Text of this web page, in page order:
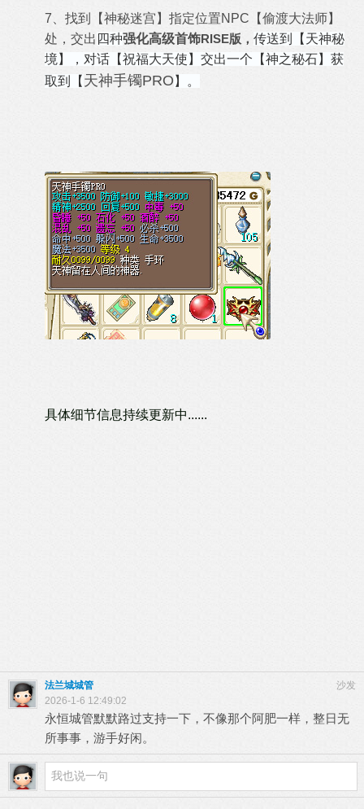
7、找到【神秘迷宫】 指定位置NPC【偷渡大法师】
处，交出 四种强化高级首饰RISE版， 传送到【天神秘
境】，对话【祝福大天使】交出一个 【神之秘石】 获
取到【 天神手镯PRO 】。
具体细节信息持续更新中......
沙发
法兰城城管
2026-1-6 12:49:02
永恒城管默默路过支持一下，不像那个阿肥一样，整日无
所事事，游手好闲。